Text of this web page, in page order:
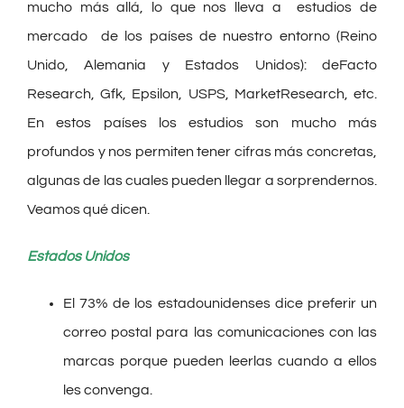
mucho más allá, lo que nos lleva a estudios de
mercado de los países de nuestro entorno (Reino
Unido, Alemania y Estados Unidos): deFacto
Research, Gfk, Epsilon, USPS, MarketResearch, etc.
En estos países los estudios son mucho más
profundos y nos permiten tener cifras más concretas,
algunas de las cuales pueden llegar a sorprendernos.
Veamos qué dicen.
Estados Unidos
El 73% de los estadounidenses dice preferir un
correo postal para las comunicaciones con las
marcas porque pueden leerlas cuando a ellos
les convenga.